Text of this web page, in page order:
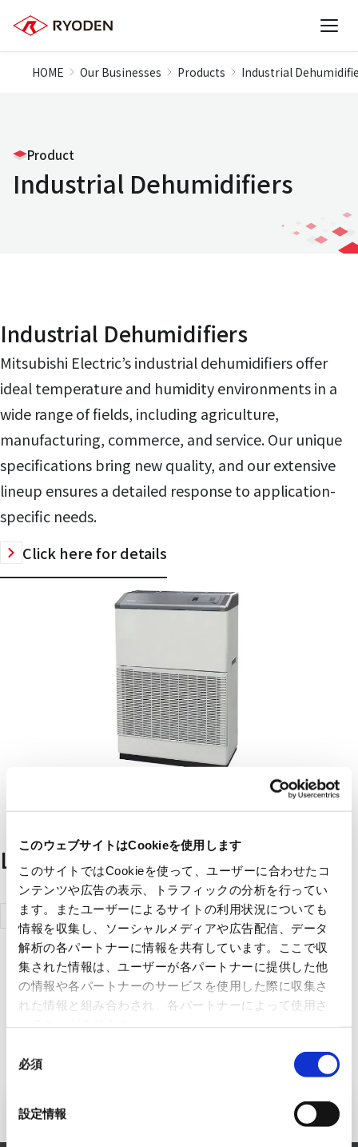
このウェブサイトはCookieを使用します
このサイトではCookieを使って、ユーザーに合わせたコ
ンテンツや広告の表示、トラフィックの分析を行ってい
ます。またユーザーによるサイトの利用状況についても
情報を収集し、ソーシャルメディアや広告配信、データ
解析の各パートナーに情報を共有しています。ここで収
集された情報は、ユーザーが各パートナーに提供した他
の情報や各パートナーのサービスを使用した際に収集さ
れた情報と組み合わされ、各パートナーによって使用さ
必須
設定情報
HOME Our Businesses Products Industrial
Product
Industrial Dehumidifiers
Industrial Dehumidifiers
Mitsubishi Electric’s industrial dehumidifiers offer
ideal temperature and humidity environments in a
wide range of fields, including agriculture,
manufacturing, commerce, and service. Our unique
specifications bring new quality, and our extensive
lineup ensures a detailed response to application-
specific needs.
Click here for details
List of handling manufacturers
Mitsubishi
Electric
Corporation
Inquiry to Cooling & Heating